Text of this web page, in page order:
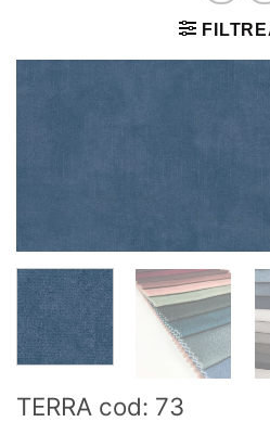
TERRA cod: 73